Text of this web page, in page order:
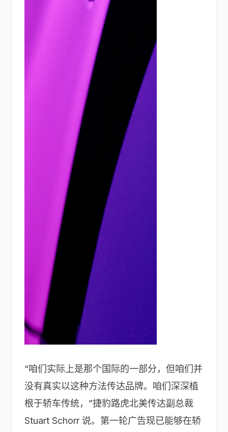
“咱们实际上是那个国际的一部分，但咱们并
没有真实以这种方法传达品牌。咱们深深植
根于轿车传统，”捷豹路虎北美传达副总裁
Stuart Schorr 说。第一轮广告现已能够在轿